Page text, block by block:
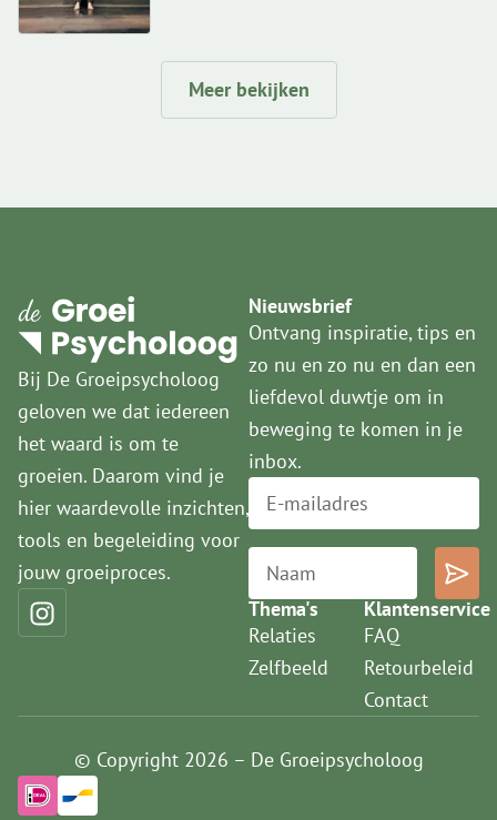
Meer bekijken
Bij De Groeipsycholoog
geloven we dat iedereen
het waard is om te
groeien. Daarom vind je
hier waardevolle inzichten,
tools en begeleiding voor
jouw groeiproces.
Nieuwsbrief
Ontvang inspiratie, tips en
zo nu en zo nu en dan een
liefdevol duwtje om in
beweging te komen in je
inbox.
Thema's
Relaties
Zelfbeeld
Klantenservice
FAQ
Retourbeleid
Contact
© Copyright 2026 – De Groeipsycholoog